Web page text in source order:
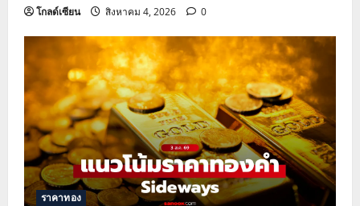
โกลด์เซียน สิงหาคม 4, 2026 0
ราคาทอง